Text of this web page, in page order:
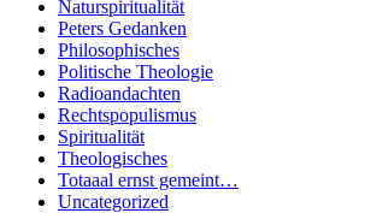
Naturspiritualität
Peters Gedanken
Philosophisches
Politische Theologie
Radioandachten
Rechtspopulismus
Spiritualität
Theologisches
Totaaal ernst gemeint…
Uncategorized